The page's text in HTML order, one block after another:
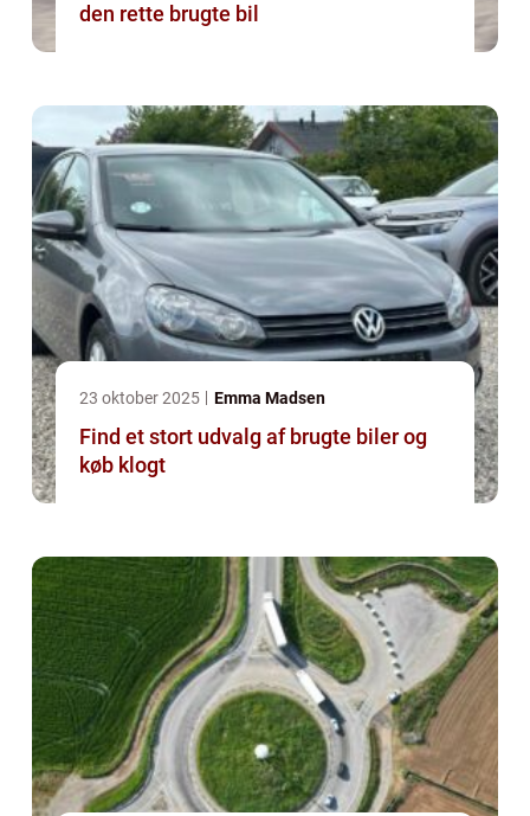
den rette brugte bil
23 oktober 2025 Emma Madsen
Find et stort udvalg af brugte biler og
køb klogt